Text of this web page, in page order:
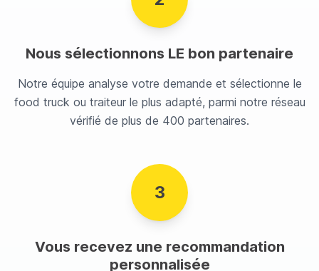
Nous sélectionnons LE bon partenaire
Notre équipe analyse votre demande et sélectionne le
food truck ou traiteur le plus adapté, parmi notre réseau
vérifié de plus de 400 partenaires.
3
Vous recevez une recommandation
personnalisée